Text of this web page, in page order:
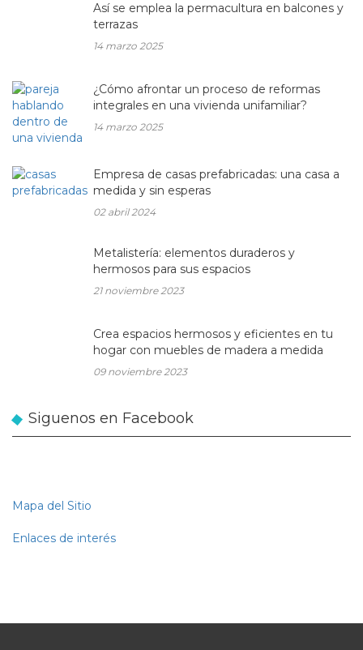
Así se emplea la permacultura en balcones y
terrazas
14 marzo 2025
¿Cómo afrontar un proceso de reformas
integrales en una vivienda unifamiliar?
14 marzo 2025
Empresa de casas prefabricadas: una casa a
medida y sin esperas
02 abril 2024
Metalistería: elementos duraderos y
hermosos para sus espacios
21 noviembre 2023
Crea espacios hermosos y eficientes en tu
hogar con muebles de madera a medida
09 noviembre 2023
Siguenos en Facebook
Mapa del Sitio
Enlaces de interés